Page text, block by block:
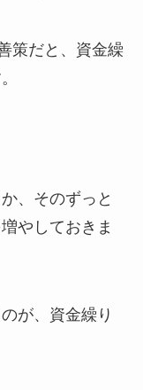
策だと、資金繰
、そのずっと
やしておきま
が、資金繰り